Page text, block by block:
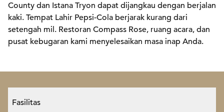
County dan Istana Tryon dapat dijangkau dengan berjalan
kaki. Tempat Lahir Pepsi-Cola berjarak kurang dari
setengah mil. Restoran Compass Rose, ruang acara, dan
pusat kebugaran kami menyelesaikan masa inap Anda.
Fasilitas